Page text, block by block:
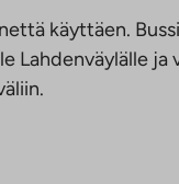
käyttäen.